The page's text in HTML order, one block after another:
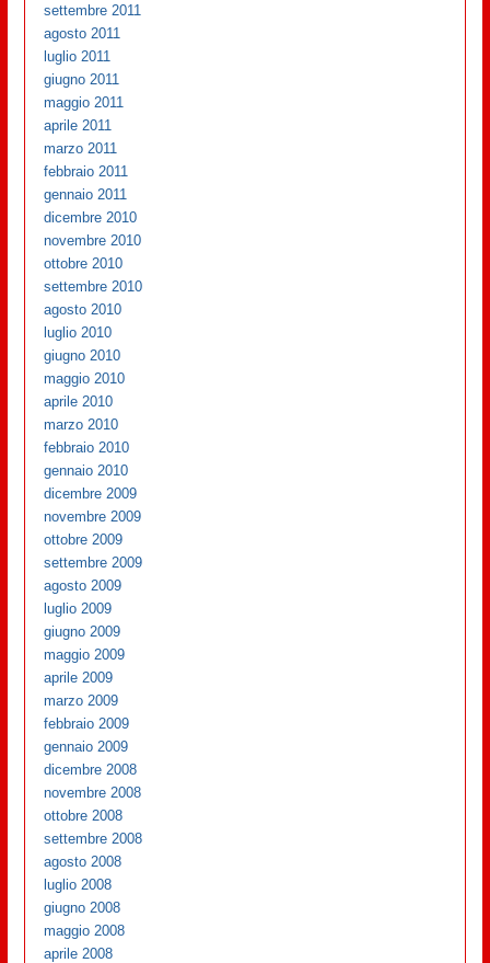
settembre 2011
agosto 2011
luglio 2011
giugno 2011
maggio 2011
aprile 2011
marzo 2011
febbraio 2011
gennaio 2011
dicembre 2010
novembre 2010
ottobre 2010
settembre 2010
agosto 2010
luglio 2010
giugno 2010
maggio 2010
aprile 2010
marzo 2010
febbraio 2010
gennaio 2010
dicembre 2009
novembre 2009
ottobre 2009
settembre 2009
agosto 2009
luglio 2009
giugno 2009
maggio 2009
aprile 2009
marzo 2009
febbraio 2009
gennaio 2009
dicembre 2008
novembre 2008
ottobre 2008
settembre 2008
agosto 2008
luglio 2008
giugno 2008
maggio 2008
aprile 2008